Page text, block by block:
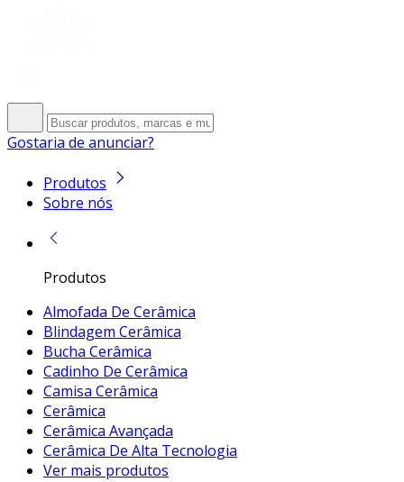
Gostaria de anunciar?
Produtos
Sobre nós
Produtos
Almofada De Cerâmica
Blindagem Cerâmica
Bucha Cerâmica
Cadinho De Cerâmica
Camisa Cerâmica
Cerâmica
Cerâmica Avançada
Cerâmica De Alta Tecnologia
Ver mais produtos